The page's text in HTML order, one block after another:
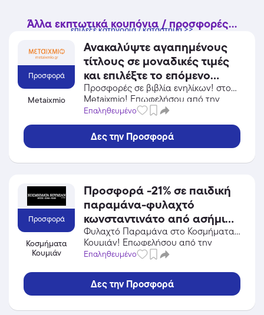
Άλλα εκπτωτικά κουπόνια / προσφορές...
επίλεξε κατηγορία / κατάστημα >>
Προσφορά
Metaixmio
Ανακαλύψτε αγαπημένους
τίτλους σε μοναδικές τιμές
και επιλέξτε το επόμενο
αναγνωστικό σας ταξίδι!
Προσφορές σε βιβλία ενηλίκων! στο
Metaixmio! Επωφελήσου από την
προσφορά σε Βιβλία / CD / DVD του
Metaixmio και κέρδισε από τις
εκπτώσεις!
Επαληθευμένο
Δες την Προσφορά
Προσφορά
Κοσμήματα
Κουμιάν
Προσφορά -21% σε παιδική
παραμάνα-φυλαχτό
κωνσταντινάτο από ασήμι
925 με ματάκι και δωρεάν
μεταφορικά και
αντικαταβολή! Ισχύει μέχρι
εξαντλήσεως των
αποθεμάτων.
Φυλαχτό Παραμάνα στο Κοσμήματα
Κουμιάν! Επωφελήσου από την
προσφορά σε Κοσμήματα του
τις εκπτώσεις!
Επαληθευμένο
Δες την Προσφορά